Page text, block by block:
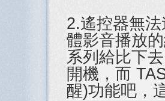
2.遙控器無
體影音播放
系列給比下
開機，而
醒)功能吧，